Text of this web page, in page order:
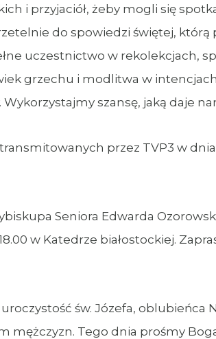
i przyjaciół, żeby mogli się
do spowiedzi świętej, którą
uczestnictwo w rekolekcjach,
grzechu i modlitwa w
szansę, jaką daje
przez TVP3 w
Seniora Edwarda
w Katedrze białostockiej.
św. Józefa, oblubieńca
mężczyzn. Tego dnia prośmy